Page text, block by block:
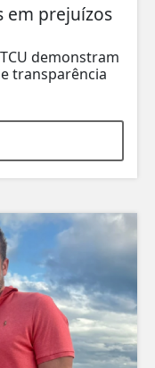
em prejuízos
demonstram
transparência